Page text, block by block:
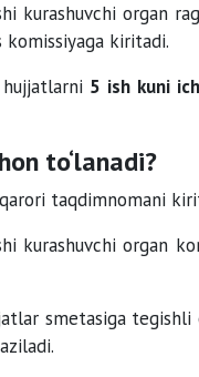
kurashuvchi organ
komissiyaga kiritadi.
5 ish kuni
to‘lanadi?
taqdimnomani
kurashuvchi organ
smetasiga